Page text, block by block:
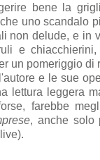
bene la
uno scandalo
non delude, e in
e
un pomeriggio di
e le sue
lettura leggera
farebbe
, anche solo